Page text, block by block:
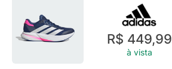
R$ 449,99
à vista